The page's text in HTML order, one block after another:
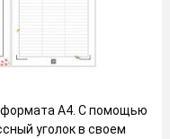
формата А4. С помощью
уголок в своем